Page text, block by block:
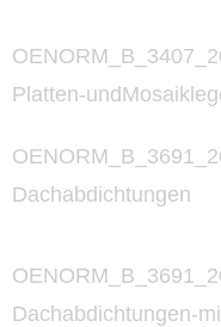
Platten-
Dachabdichtungen
Dachabdichtungen-